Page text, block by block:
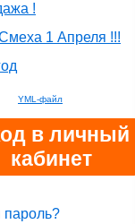
!
1 Апреля !!!
YML-файл
в личный
кабинет